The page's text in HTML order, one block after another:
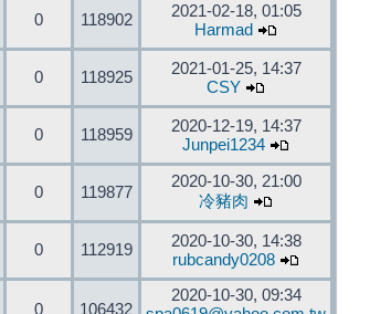
0 118902
2021-02-18, 01:05
Harmad
0 118925
2021-01-25, 14:37
CSY
0 118959
2020-12-19, 14:37
Junpei1234
0 119877
2020-10-30, 21:00
冷豬肉
0 112919
2020-10-30, 14:38
rubcandy0208
0 106432
2020-10-30, 09:34